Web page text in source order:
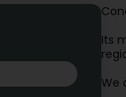
Its
We